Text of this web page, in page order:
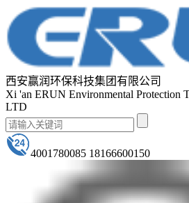
西安赢润环保科技集团有限公司
Xi 'an ERUN Environmental Protection
LTD
4001780085 18166600150